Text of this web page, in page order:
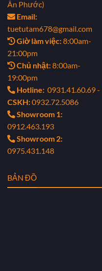
Ân Phước)
Email:
tuetutam678@gmail.com
Giờ làm việc:8:00am-
21:00pm
Chủ nhật:8:00am-
19:00pm
Hotline: 0931.41.60.69 -
CSKH:0932.72.5086
Showroom 1:
0912.463.193
Showroom 2:
0975.431.148
BẢN ĐỒ